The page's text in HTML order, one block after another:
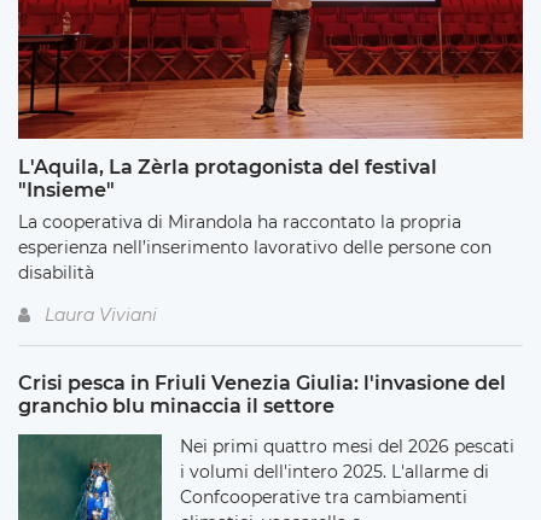
L'Aquila, La Zèrla protagonista del festival
"Insieme"
La cooperativa di Mirandola ha raccontato la propria
esperienza nell’inserimento lavorativo delle persone con
disabilità
Laura Viviani
Crisi pesca in Friuli Venezia Giulia: l'invasione del
granchio blu minaccia il settore
Nei primi quattro mesi del 2026 pescati
i volumi dell'intero 2025. L'allarme di
Confcooperative tra cambiamenti